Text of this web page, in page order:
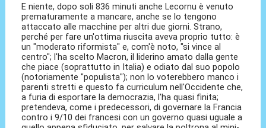
E niente, dopo soli 836 minuti anche Lecornu è venuto
prematuramente a mancare, anche se lo tengono
attaccato alle macchine per altri due giorni. Strano,
perché per fare un'ottima riuscita aveva proprio tutto: è
un "moderato riformista" e, com'è noto, "si vince al
centro"; l'ha scelto Macron, il liderino amato dalla gente
che piace (soprattutto in Italia) e odiato dal suo popolo
(notoriamente "populista"); non lo voterebbero manco i
parenti stretti e questo fa curriculum nell'Occidente che,
a furia di esportare la democrazia, l'ha quasi finita;
pretendeva, come i predecessori, di governare la Francia
contro i 9/10 dei francesi con un governo quasi uguale a